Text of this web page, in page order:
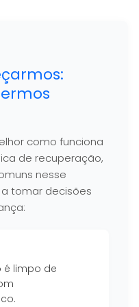
como funciona
de recuperação,
nesse
a tomar decisões
é limpo de